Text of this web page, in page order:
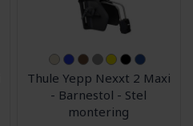
Thule Yepp Nexxt 2 Maxi
- Barnestol - Stel
montering